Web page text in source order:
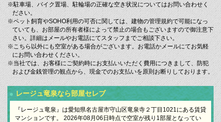
※駐車場、バイク置場、駐輪場の正確な空き状況についてはお問い合わせく
ださい。
※ペット飼育やSOHO利用の可否に関しては、建物の管理規約で可能になっ
ていても、お部屋の所有者様によって禁止の場合もございますので御注意下
さい。詳細はメールやお電話にてスタッフまでご相談下さい。
※こちら以外にも空室がある場合がございます。お電話かメールにてお気軽
にお問い合わせください。
※当社では、お客様にご契約時にお支払いいただく費用につきまして、防犯
および金銭管理の観点から、現金でのお支払いを原則お断りしております。
レージュ竜泉なら部屋セレブ
『レージュ竜泉』は愛知県名古屋市守山区竜泉寺２丁目1021にある賃貸
マンションです。 2026年08月06日時点で空室が残り1部屋となってい